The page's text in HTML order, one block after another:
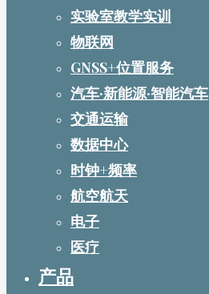
实验室教学实训
物联网
GNSS+位置服务
汽车·新能源·智能汽车
交通运输
数据中心
时钟+频率
航空航天
电子
医疗
产品